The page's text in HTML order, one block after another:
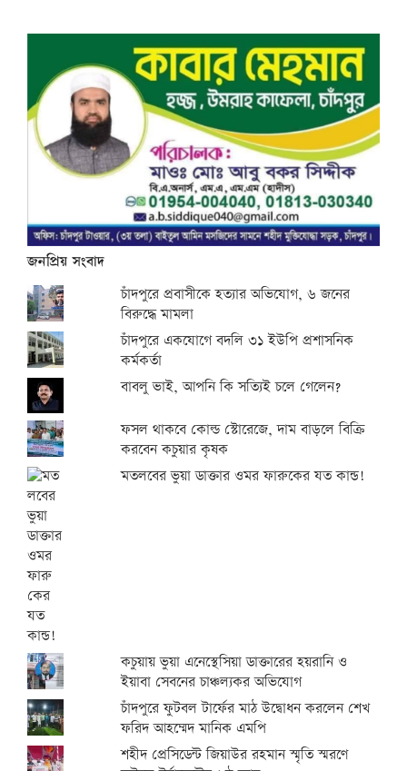
জনপ্রিয় সংবাদ
চাঁদপুরে প্রবাসীকে হত্যার অভিযোগ, ৬ জনের
বিরুদ্ধে মামলা
চাঁদপুরে একযোগে বদলি ৩১ ইউপি প্রশাসনিক
কর্মকর্তা
বাবলু ভাই, আপনি কি সত্যিই চলে গেলেন?
ফসল থাকবে কোল্ড স্টোরেজে, দাম বাড়লে বিক্রি
করবেন কচুয়ার কৃষক
মতলবের ভুয়া ডাক্তার ওমর ফারুকের যত কান্ড!
কচুয়ায় ভুয়া এনেস্থেসিয়া ডাক্তারের হয়রানি ও
ইয়াবা সেবনের চাঞ্চল্যকর অভিযোগ
চাঁদপুরে ফুটবল টার্ফের মাঠ উদ্বোধন করলেন শেখ
ফরিদ আহম্মেদ মানিক এমপি
শহীদ প্রেসিডেন্ট জিয়াউর রহমান স্মৃতি স্মরণে